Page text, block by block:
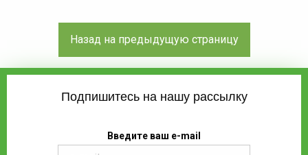
Подпишитесь на нашу рассылку
Введите ваш e-mail